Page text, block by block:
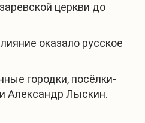
церкви до
оказало русское
городки, посёлки-
Александр Лыскин.